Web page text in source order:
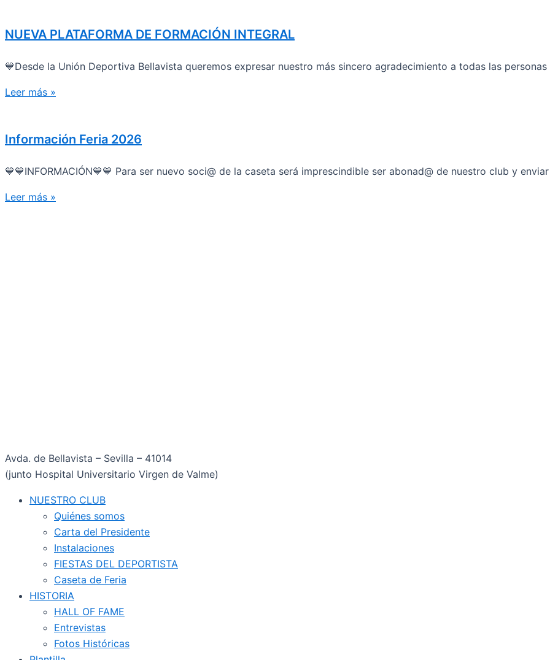
NUEVA PLATAFORMA DE FORMACIÓN INTEGRAL
💙Desde la Unión Deportiva Bellavista queremos expresar nuestro más sincero agradecimiento a todas las
Leer más »
Información Feria 2026
💙💙INFORMACIÓN💙💙 Para ser nuevo soci@ de la caseta será imprescindible ser abonad@ de nuestro club y
Leer más »
Avda. de Bellavista – Sevilla – 41014
(junto Hospital Universitario Virgen de Valme)
NUESTRO CLUB
Quiénes somos
Carta del Presidente
Instalaciones
FIESTAS DEL DEPORTISTA
Caseta de Feria
HISTORIA
HALL OF FAME
Entrevistas
Fotos Históricas